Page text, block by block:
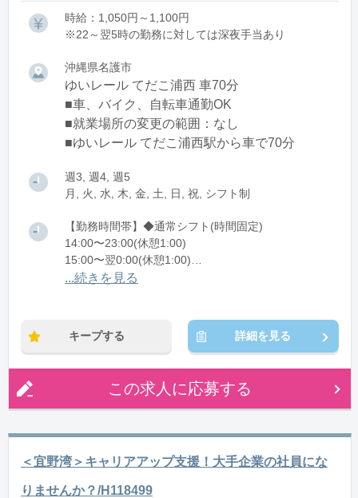
時給：1,050円～1,100円
※22～翌5時の勤務に対しては深夜手当あり
沖縄県名護市
ゆいレール てだこ浦西 車70分
■車、バイク、自転車通勤OK
■就業場所の変更の範囲：なし
■ゆいレール てだこ浦西駅から車で70分
週3, 週4, 週5
月, 火, 水, 木, 金, 土, 日, 祝, シフト制
【勤務時間帯】◆通常シフト(時間固定)
14:00〜23:00(休憩1:00)
15:00〜翌0:00(休憩1:00)
...続きを見る
キープする 詳細を見る
この求人に応募する
＜宜野湾＞キャリアアップ支援！大手企業の社員にな
りませんか？/H118499